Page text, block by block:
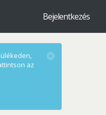
Bejelentkezés
az